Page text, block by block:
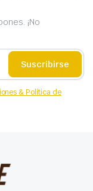
¡No
Suscribirse
& Política de